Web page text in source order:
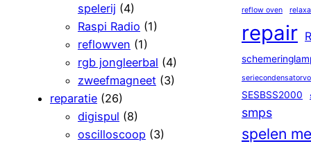
spelerij (4)
Raspi Radio (1)
reflowven (1)
rgb jongleerbal (4)
zweefmagneet (3)
reparatie (26)
digispul (8)
oscilloscoop (3)
reflow oven
repair
SESBSS2000
smps
spelen